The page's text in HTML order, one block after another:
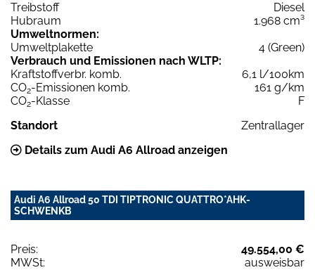
Treibstoff
Diesel
Hubraum
1.968 cm³
Umweltnormen:
Umweltplakette
4 (Green)
Verbrauch und Emissionen nach WLTP:
Kraftstoffverbr. komb.
6,1 l/100km
CO2-Emissionen komb.
161 g/km
CO2-Klasse
F
Standort
Zentrallager
Details zum Audi A6 Allroad anzeigen
Audi A6 Allroad 50 TDI TIPTRONIC QUATTRO*AHK-
SCHWENKB
Preis:
49.554,00 €
MWSt:
ausweisbar